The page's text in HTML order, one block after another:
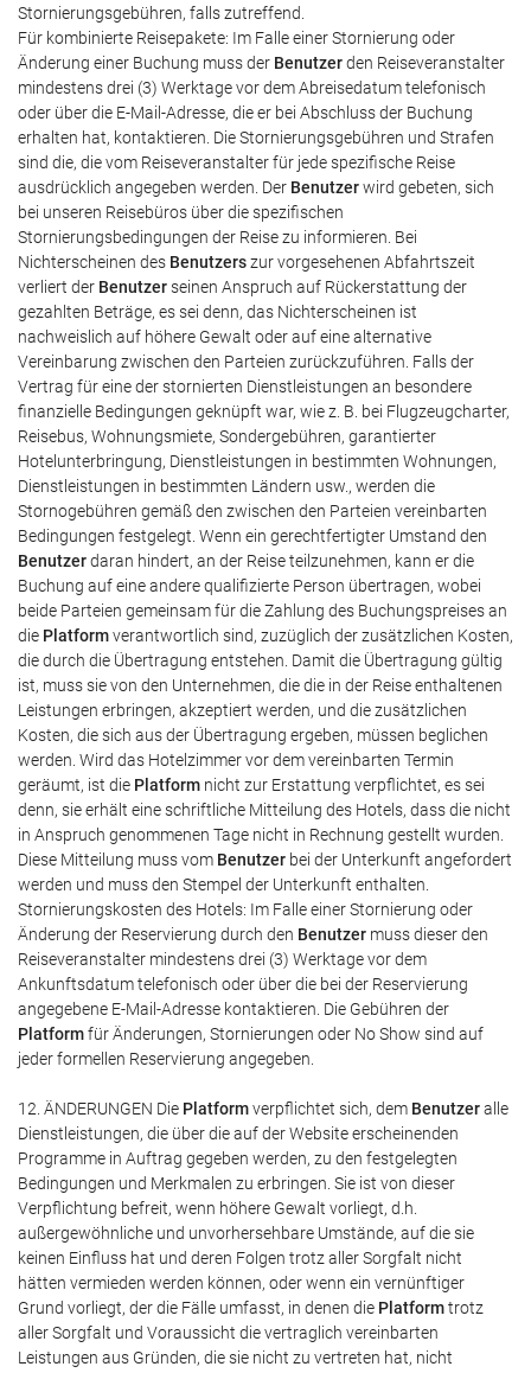
Stornierungsgebühren, falls zutreffend.
Für kombinierte Reisepakete: Im Falle einer Stornierung oder
Änderung einer Buchung muss der Benutzerden Reiseveranstalter
mindestens drei (3) Werktage vor dem Abreisedatum telefonisch
oder über die E-Mail-Adresse, die er bei Abschluss der Buchung
erhalten hat, kontaktieren. Die Stornierungsgebühren und Strafen
sind die, die vom Reiseveranstalter für jede spezifische Reise
ausdrücklich angegeben werden. Der Benutzerwird gebeten, sich
bei unseren Reisebüros über die spezifischen
Stornierungsbedingungen der Reise zu informieren. Bei
Nichterscheinen des Benutzerszur vorgesehenen Abfahrtszeit
verliert der Benutzerseinen Anspruch auf Rückerstattung der
gezahlten Beträge, es sei denn, das Nichterscheinen ist
nachweislich auf höhere Gewalt oder auf eine alternative
Vereinbarung zwischen den Parteien zurückzuführen. Falls der
Vertrag für eine der stornierten Dienstleistungen an besondere
finanzielle Bedingungen geknüpft war, wie z. B. bei Flugzeugcharter,
Reisebus, Wohnungsmiete, Sondergebühren, garantierter
Hotelunterbringung, Dienstleistungen in bestimmten Wohnungen,
Dienstleistungen in bestimmten Ländern usw., werden die
Stornogebühren gemäß den zwischen den Parteien vereinbarten
Bedingungen festgelegt. Wenn ein gerechtfertigter Umstand den
Benutzerdaran hindert, an der Reise teilzunehmen, kann er die
Buchung auf eine andere qualifizierte Person übertragen, wobei
beide Parteien gemeinsam für die Zahlung des Buchungspreises an
die Platformverantwortlich sind, zuzüglich der zusätzlichen Kosten,
die durch die Übertragung entstehen. Damit die Übertragung gültig
ist, muss sie von den Unternehmen, die die in der Reise enthaltenen
Leistungen erbringen, akzeptiert werden, und die zusätzlichen
Kosten, die sich aus der Übertragung ergeben, müssen beglichen
werden. Wird das Hotelzimmer vor dem vereinbarten Termin
geräumt, ist die Platform nicht zur Erstattung verpflichtet, es sei
denn, sie erhält eine schriftliche Mitteilung des Hotels, dass die nicht
in Anspruch genommenen Tage nicht in Rechnung gestellt wurden.
Diese Mitteilung muss vom Benutzer bei der Unterkunft angefordert
werden und muss den Stempel der Unterkunft enthalten.
Stornierungskosten des Hotels: Im Falle einer Stornierung oder
Änderung der Reservierung durch den Benutzer muss dieser den
Reiseveranstalter mindestens drei (3) Werktage vor dem
Ankunftsdatum telefonisch oder über die bei der Reservierung
angegebene E-Mail-Adresse kontaktieren. Die Gebühren der
Platformfür Änderungen, Stornierungen oder No Show sind auf
jeder formellen Reservierung angegeben.
12. ÄNDERUNGEN Die Platformverpflichtet sich, dem Benutzeralle
Dienstleistungen, die über die auf der Website erscheinenden
Programme in Auftrag gegeben werden, zu den festgelegten
Bedingungen und Merkmalen zu erbringen. Sie ist von dieser
Verpflichtung befreit, wenn höhere Gewalt vorliegt, d.h.
außergewöhnliche und unvorhersehbare Umstände, auf die sie
keinen Einfluss hat und deren Folgen trotz aller Sorgfalt nicht
hätten vermieden werden können, oder wenn ein vernünftiger
Grund vorliegt, der die Fälle umfasst, in denen die Platformtrotz
aller Sorgfalt und Voraussicht die vertraglich vereinbarten
Leistungen aus Gründen, die sie nicht zu vertreten hat, nicht